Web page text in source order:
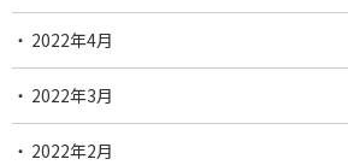
2022年4月
2022年3月
2022年2月